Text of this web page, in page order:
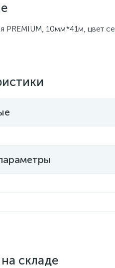
PREMIUM, 10мм*41м, цвет
складе